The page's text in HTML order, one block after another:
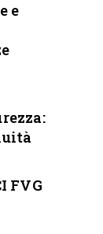
e
FVG